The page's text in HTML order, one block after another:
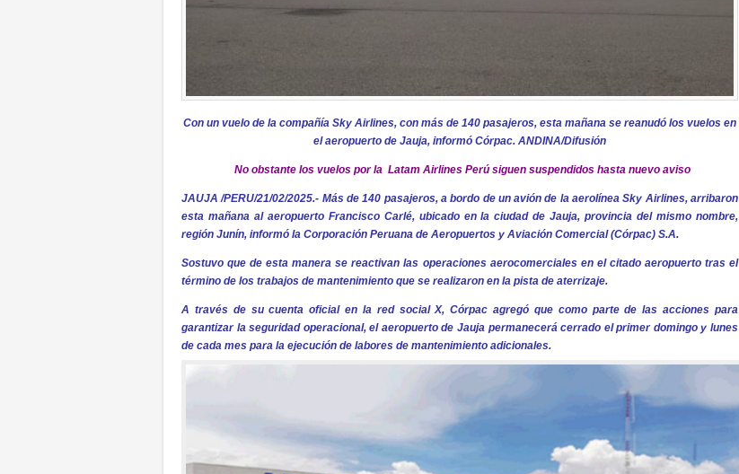
Con un vuelo de la compañía Sky Airlines, con más de 140 pasajeros, esta mañana se reanudó los vuelos en
el aeropuerto de Jauja, informó Córpac. ANDINA/Difusión
No obstante los vuelos por la Latam Airlines Perú siguen suspendidos hasta nuevo aviso
JAUJA /PERU/21/02/2025.- Más de 140 pasajeros, a bordo de un avión de la aerolínea Sky Airlines, arribaron
esta mañana al aeropuerto Francisco Carlé, ubicado en la ciudad de Jauja, provincia del mismo nombre,
región Junín, informó la Corporación Peruana de Aeropuertos y Aviación Comercial (Córpac) S.A.
Sostuvo que de esta manera se reactivan las operaciones aerocomerciales en el citado aeropuerto tras el
término de los trabajos de mantenimiento que se realizaron en la pista de aterrizaje.
A través de su cuenta oficial en la red social X, Córpac agregó que como parte de las acciones para
garantizar la seguridad operacional, el aeropuerto de Jauja permanecerá cerrado el primer domingo y lunes
de cada mes para la ejecución de labores de mantenimiento adicionales.